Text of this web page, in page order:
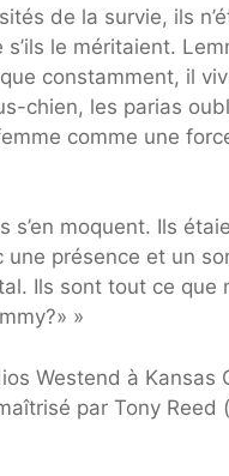
de la survie, ils
le méritaient.
constamment, il
chien, les parias
comme une
moquent. Ils
présence et un
Ils sont tout ce que
»
Westend à Kansas
par Tony Reed (